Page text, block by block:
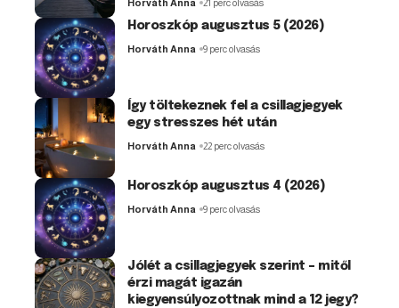
Horváth Anna 21 perc olvasás
Horoszkóp augusztus 5 (2026)
Horváth Anna 9 perc olvasás
Így töltekeznek fel a csillagjegyek
egy stresszes hét után
Horváth Anna 22 perc olvasás
Horoszkóp augusztus 4 (2026)
Horváth Anna 9 perc olvasás
Jólét a csillagjegyek szerint – mitől
érzi magát igazán
kiegyensúlyozottnak mind a 12 jegy?